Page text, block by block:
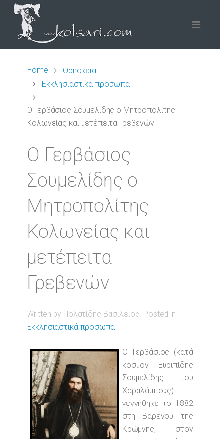
Home
Θρησκεία
Εκκλησιαστικά πρόσωπα
Ο Γερβάσιος Σουμελίδης ο Μητροπολίτης
Κολωνείας και μετέπειτα Γρεβενών
Ο Γερβάσιος
Σουμελίδης ο
Μητροπολίτης
Κολωνείας και
μετέπειτα
Γρεβενών
Written by Πολατίδης Βασίλειος. Posted in
Εκκλησιαστικά πρόσωπα
Ο Γερβάσιος (κατά
κόσμον Ευριπίδης
Σουμελίδης του
Χαραλάμπους)
γεννήθηκε το 1882
στη Βαρενού της
Κρώμνης, στον